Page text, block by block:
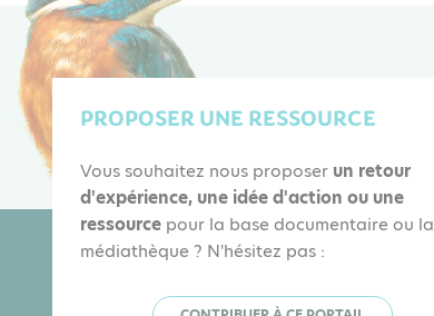
PROPOSER UNE RESSOURCE
Vous souhaitez nous proposer un retour
d'expérience, une idée d'action ou une
ressource pour la base documentaire ou la
médiathèque ? N'hésitez pas :